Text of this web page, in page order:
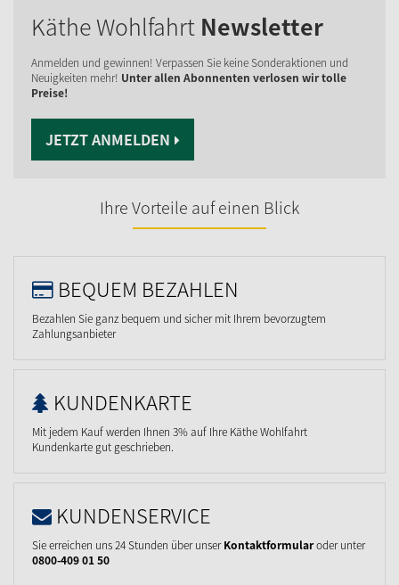
Käthe Wohlfahrt Newsletter
Anmelden und gewinnen! Verpassen Sie keine Sonderaktionen und
Neuigkeiten mehr! Unter allen Abonnenten verlosen wir tolle
Preise!
JETZT ANMELDEN
Ihre Vorteile auf einen Blick
BEQUEM BEZAHLEN
Bezahlen Sie ganz bequem und sicher mit Ihrem bevorzugtem
Zahlungsanbieter
KUNDENKARTE
Mit jedem Kauf werden Ihnen 3% auf Ihre Käthe Wohlfahrt
Kundenkarte gut geschrieben.
KUNDENSERVICE
Sie erreichen uns 24 Stunden über unserKontaktformularoder unter
0800-409 01 50